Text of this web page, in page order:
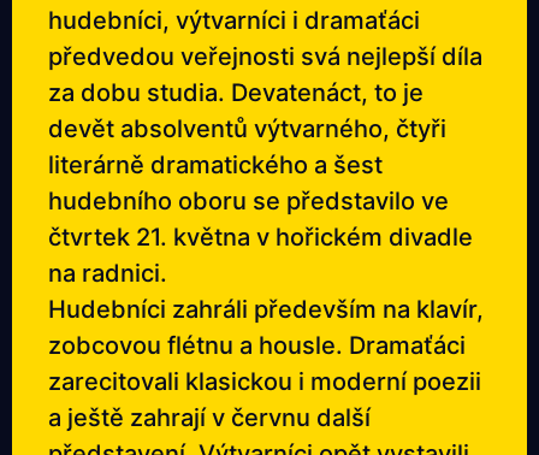
hudebníci, výtvarníci i dramaťáci
předvedou veřejnosti svá nejlepší díla
za dobu studia. Devatenáct, to je
devět absolventů výtvarného, čtyři
literárně dramatického a šest
hudebního oboru se představilo ve
čtvrtek 21. května v hořickém divadle
na radnici.
Hudebníci zahráli především na klavír,
zobcovou flétnu a housle. Dramaťáci
zarecitovali klasickou i moderní poezii
a ještě zahrají v červnu další